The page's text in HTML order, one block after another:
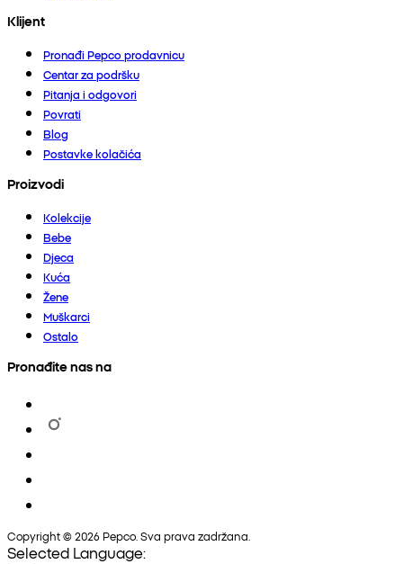
Klijent
Pronađi Pepco prodavnicu
Centar za podršku
Pitanja i odgovori
Povrati
Blog
Postavke kolačića
Proizvodi
Kolekcije
Bebe
Djeca
Kuća
Žene
Muškarci
Ostalo
Pronađite nas na
Copyright © 2026 Pepco. Sva prava zadržana.
Selected Language: